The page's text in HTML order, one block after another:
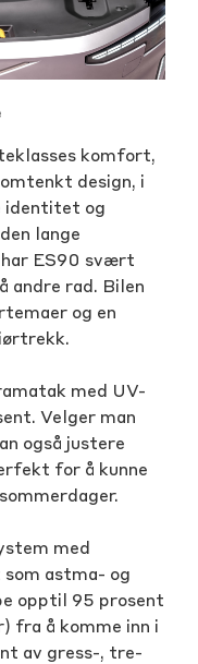
komfort,
design, i
identitet og
lange
har ES90 svært
andre rad. Bilen
og en
med UV-
Velger man
også justere
for å kunne
med
astma- og
opptil 95 prosent
fra å komme inn i
av gress-, tre-